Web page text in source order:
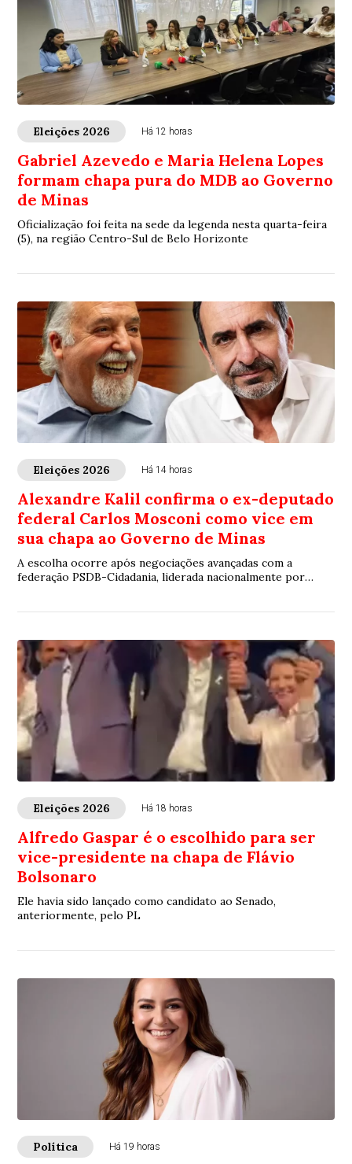
Eleições 2026 Há 12 horas
Gabriel Azevedo e Maria Helena Lopes
formam chapa pura do MDB ao Governo
de Minas
Oficialização foi feita na sede da legenda nesta quarta-feira
(5), na região Centro-Sul de Belo Horizonte
Eleições 2026 Há 14 horas
Alexandre Kalil confirma o ex-deputado
federal Carlos Mosconi como vice em
sua chapa ao Governo de Minas
A escolha ocorre após negociações avançadas com a
federação PSDB-Cidadania, liderada nacionalmente por
Eleições 2026 Há 18 horas
Alfredo Gaspar é o escolhido para ser
vice-presidente na chapa de Flávio
Bolsonaro
Ele havia sido lançado como candidato ao Senado,
anteriormente, pelo PL
Política Há 19 horas